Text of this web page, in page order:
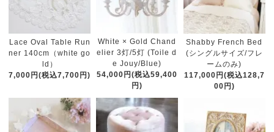
Lace Oval Table Run
ner 140cm（white go
ld）
7,000円(税込7,700円)
White × Gold Chand
elier 3灯/5灯 (Toile d
e Jouy/Blue)
54,000円(税込59,400
円)
Shabby French Bed
(シングルサイズ/フレ
ームのみ)
117,000円(税込128,7
00円)